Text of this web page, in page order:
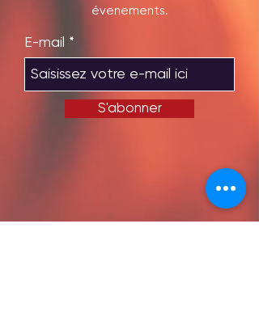
évenements.
E-mail
S'abonner